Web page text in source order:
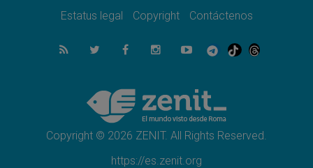
muertos en 300 días
Tagle: La guerra desfigura el mundo, solo la
revelación de Dios lo transfigura
Presentada la Trienal de Arte de las
Universidades Católicas: «Exercises in
Empathy»
Estatus legal
Copyright Contáctenos
Copyright © 2026 ZENIT. All Rights Reserved.
https://es.zenit.org